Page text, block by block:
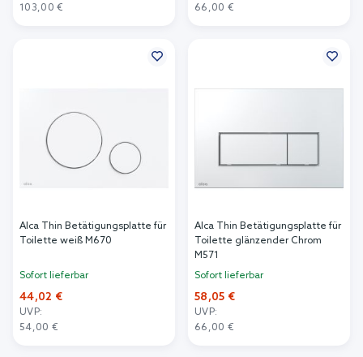
103,00 €
66,00 €
Alca Thin Betätigungsplatte für
Toilette weiß M670
Sofort lieferbar
44,02 €
UVP:
54,00 €
Alca Thin Betätigungsplatte für
Toilette glänzender Chrom
M571
Sofort lieferbar
58,05 €
UVP:
66,00 €